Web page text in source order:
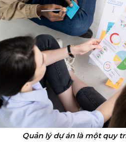
Quản lý dự án là một quy